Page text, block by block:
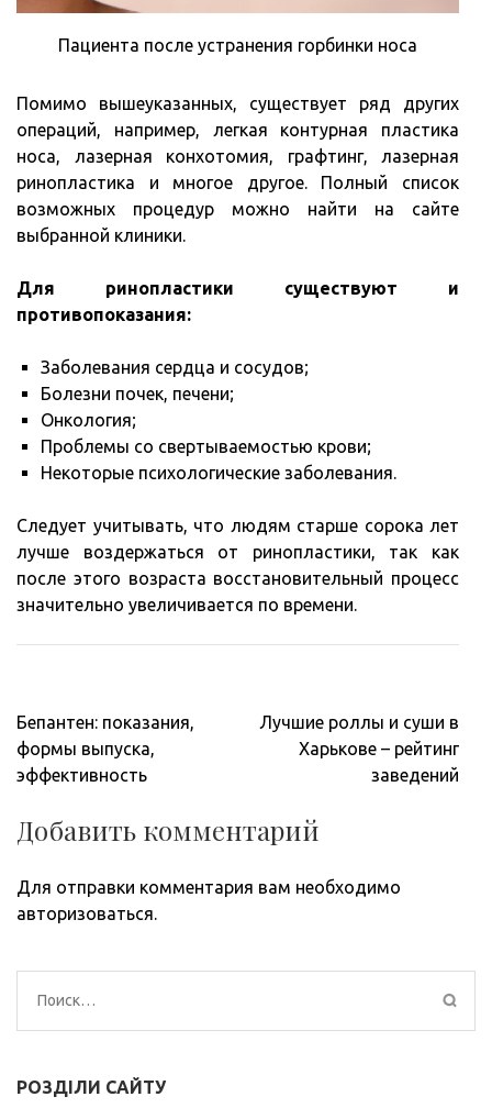
Пациента после устранения горбинки носа
Помимо вышеуказанных, существует ряд других
операций, например, легкая контурная пластика
носа, лазерная конхотомия, графтинг, лазерная
ринопластика и многое другое. Полный список
возможных процедур можно найти на сайте
выбранной клиники.
Для ринопластики существуют и
противопоказания:
Заболевания сердца и сосудов;
Болезни почек, печени;
Онкология;
Проблемы со свертываемостью крови;
Некоторые психологические заболевания.
Следует учитывать, что людям старше сорока лет
лучше воздержаться от ринопластики, так как
после этого возраста восстановительный процесс
значительно увеличивается по времени.
Навигация
по
записям
Бепантен: показания,
формы выпуска,
эффективность
Лучшие роллы и суши в
Харькове – рейтинг
заведений
Добавить комментарий
Для отправки комментария вам необходимо
авторизоваться.
Найти:
РОЗДІЛИ САЙТУ